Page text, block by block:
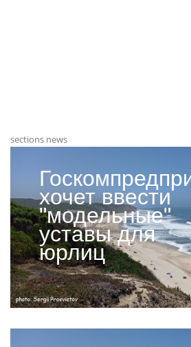
sections news
хочет ввести
"модельные"
уставы для
юрлиц